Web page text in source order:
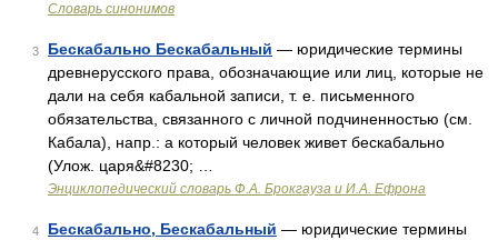
Словарь синонимов
3 Бескабально Бескабальный — юридические термины
древнерусского права, обозначающие или лиц, которые не
дали на себя кабальной записи, т. е. письменного
обязательства, связанного с личной подчиненностью (см.
Кабала), напр.: а который человек живет бескабально
(Улож. царя&#8230; …
Энциклопедический словарь Ф.А. Брокгауза и И.А. Ефрона
4 Бескабально, Бескабальный — юридические термины